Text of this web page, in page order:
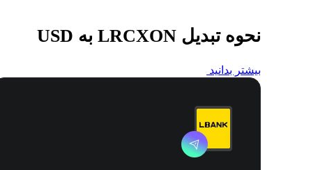
نحوه تبدیل LRCXON به USD
بیشتر بدانید